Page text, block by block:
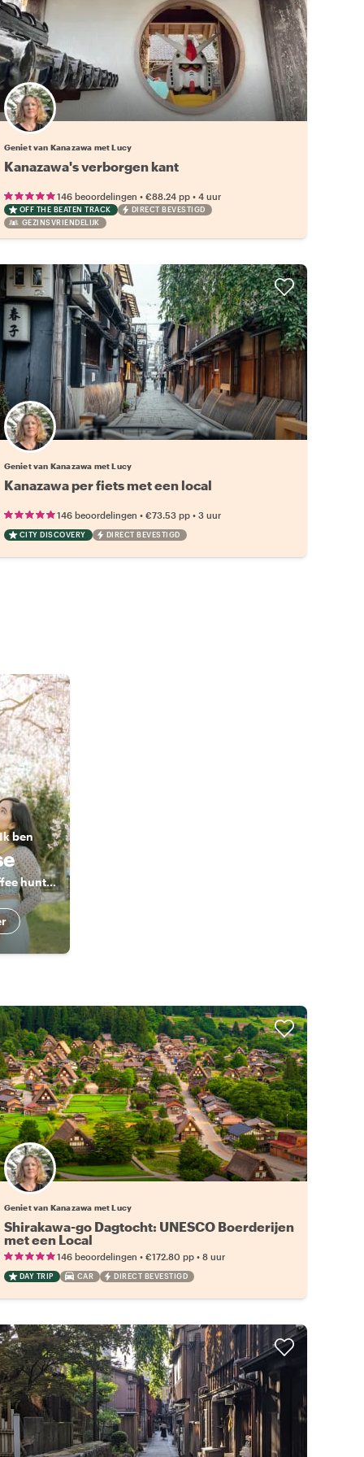
Geniet van Kanazawa met Lucy
Kanazawa's verborgen kant
146 beoordelingen • €88.24 pp• 4 uur
OFF THE BEATEN TRACK
DIRECT BEVESTIGD
GEZINSVRIENDELIJK
Geniet van Kanazawa met Lucy
Kanazawa per fiets met een local
146 beoordelingen • €73.53 pp• 3 uur
CITY DISCOVERY DIRECT BEVESTIGD
Ik ben
The Ramen & Coffee hunter
Geniet van Kanazawa met Lucy
Shirakawa-go Dagtocht: UNESCO Boerderijen
met een Local
146 beoordelingen • €172.80 pp• 8 uur
DAY TRIP CAR DIRECT BEVESTIGD